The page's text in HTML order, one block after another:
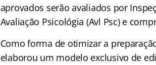
aprovados serão avaliados por
Avaliação Psicológia (Avl Psc) e
Como forma de otimizar a
elaborou um modelo exclusivo de